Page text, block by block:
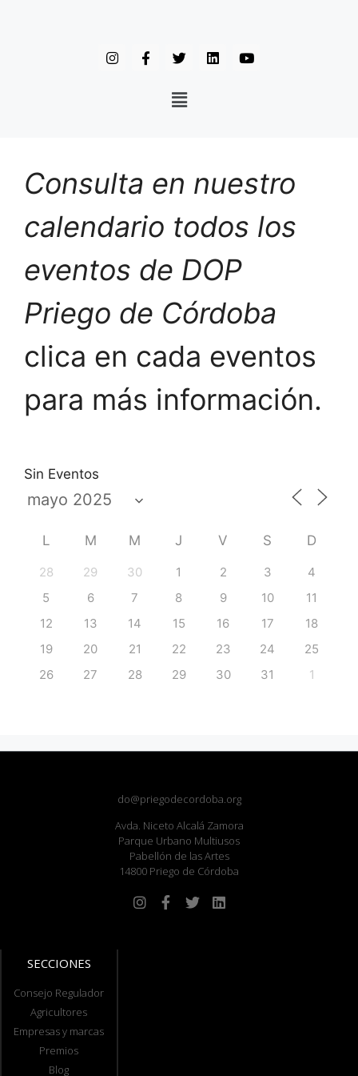
Consulta en nuestro
calendario todos los
eventos de DOP
Priego de Córdoba
clica en cada eventos
para más información.
Sin Eventos
L M M J V S D
28 29 30 1 2 3
4
5
6 7 8 9 10
11
12
13 14 15 16 17
18
19
20 21 22 23 24
25
26
27 28 29 30 31 1
do@priegodecordoba.org
Avda. Niceto Alcalá Zamora
Parque Urbano Multiusos
Pabellón de las Artes
14800 Priego de Córdoba
SECCIONES
Consejo Regulador
Agricultores
Empresas y marcas
Premios
Blog